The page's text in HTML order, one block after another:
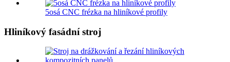
5osá CNC frézka na hliníkové profily
Hliníkový fasádní stroj